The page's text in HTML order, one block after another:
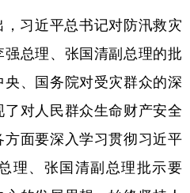
习近平总书记对防汛救灾
总理、张国清副总理的批
、国务院对受灾群众的深
对人民群众生命财产安全
面要深入学习贯彻习近平
理、张国清副总理批示要